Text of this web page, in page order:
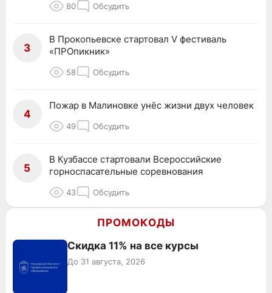
80 Обсудить
3
В Прокопьевске стартовал V фестиваль
«ПРОпикник»
58 Обсудить
4
Пожар в Малиновке унёс жизни двух человек
49 Обсудить
5
В Кузбассе стартовали Всероссийские
горноспасательные соревнования
43 Обсудить
ПРОМОКОДЫ
Скидка 11% на все курсы
До 31 августа, 2026